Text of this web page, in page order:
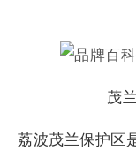
茂
荔波茂兰保护区